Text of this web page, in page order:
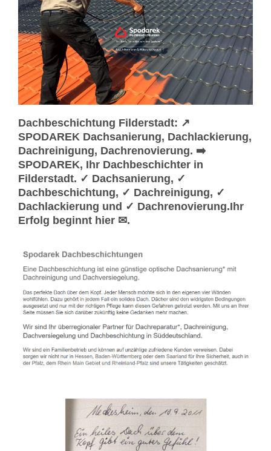
Dachbeschichtung Filderstadt: ↗️
SPODAREK Dachsanierung, Dachlackierung,
Dachreinigung, Dachrenovierung. ➡️
SPODAREK, Ihr Dachbeschichter in
Filderstadt. ✓ Dachsanierung, ✓
Dachbeschichtung, ✓ Dachreinigung, ✓
Dachlackierung und ✓ Dachrenovierung.Ihr
Erfolg beginnt hier ✉.